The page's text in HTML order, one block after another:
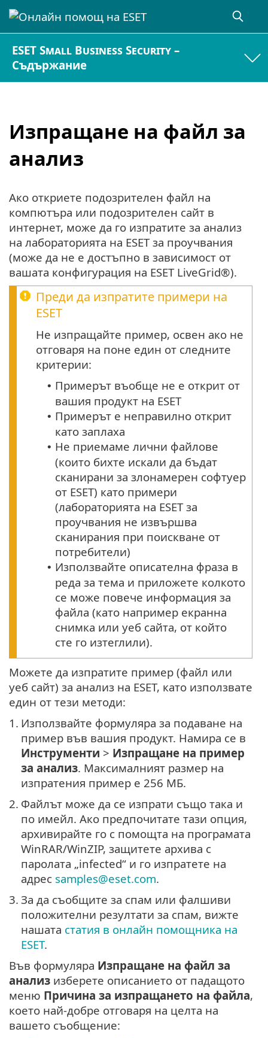
ESET Small Business Security –
Съдържание
Изпращане на файл за
анализ
Ако откриете подозрителен файл на
компютъра или подозрителен сайт в
интернет, може да го изпратите за анализ
на лабораторията на ESET за проучвания
(може да не е достъпно в зависимост от
вашата конфигурация на ESET LiveGrid®).
Преди да изпратите примери на
ESET
Не изпращайте пример, освен ако не
отговаря на поне един от следните
критерии:
• Примерът въобще не е открит от
вашия продукт на ESET
• Примерът е неправилно открит
като заплаха
• Не приемаме лични файлове
(които бихте искали да бъдат
сканирани за злонамерен софтуер
от ESET) като примери
(лабораторията на ESET за
проучвания не извършва
сканирания при поискване от
потребители)
• Използвайте описателна фраза в
реда за тема и приложете колкото
се може повече информация за
файла (като например екранна
снимка или уеб сайта, от който
сте го изтеглили).
Можете да изпратите пример (файл или
уеб сайт) за анализ на ESET, като използвате
един от тези методи:
1. Използвайте формуляра за подаване на
пример във вашия продукт. Намира се в
Инструменти > Изпращане на пример
за анализ. Максималният размер на
изпратения пример е 256 МБ.
2. Файлът може да се изпрати също така и
по имейл. Ако предпочитате тази опция,
архивирайте го с помощта на програмата
WinRAR/WinZIP, защитете архива с
паролата „infected“ и го изпратете на
адрес samples@eset.com.
3. За да съобщите за спам или фалшиви
положителни резултати за спам, вижте
нашата статия в онлайн помощника на
ESET.
Във формуляра Изпращане на файл за
анализ изберете описанието от падащото
меню Причина за изпращането на файла,
което най-добре отговаря на целта на
вашето съобщение: